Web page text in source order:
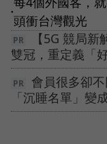
●
頭衝台灣觀光
【5G 競局
雙冠，重定義「
會員很多卻
「沉睡名單」變